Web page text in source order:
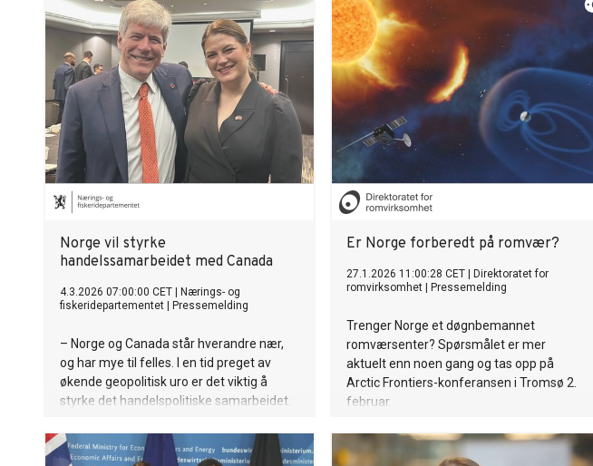
for romvirksomhet.
Norge vil styrke
handelssamarbeidet med Canada
4.3.2026 07:00:00 CET
Nærings- og
fiskeridepartementet
Pressemelding
– Norge og Canada står hverandre nær,
og har mye til felles. I en tid preget av
økende geopolitisk uro er det viktig å
styrke det handelspolitiske samarbeidet.
bedrifter, og Norge er samtidig et
attraktivt land for canadiske
Er Norge forberedt på romvær?
27.1.2026 11:00:28 CET
Direktoratet for
romvirksomhet
Pressemelding
Trenger Norge et døgnbemannet
romværsenter? Spørsmålet er mer
aktuelt enn noen gang og tas opp på
Arctic Frontiers-konferansen i Tromsø 2.
februar.